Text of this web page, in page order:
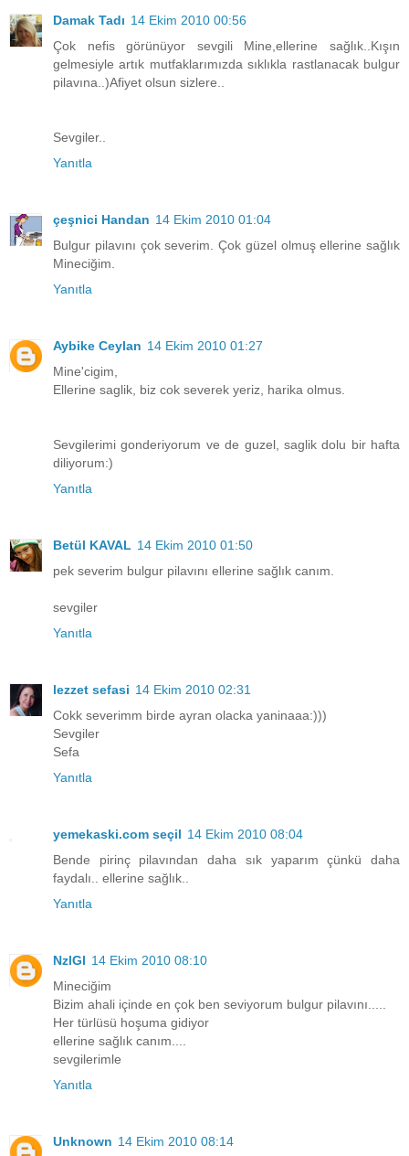
Damak Tadı 14 Ekim 2010 00:56
Çok nefis görünüyor sevgili Mine,ellerine sağlık..Kışın
gelmesiyle artık mutfaklarımızda sıklıkla rastlanacak bulgur
pilavına..)Afiyet olsun sizlere..
Sevgiler..
Yanıtla
çeşnici Handan 14 Ekim 2010 01:04
Bulgur pilavını çok severim. Çok güzel olmuş ellerine sağlık
Mineciğim.
Yanıtla
Aybike Ceylan 14 Ekim 2010 01:27
Mine'cigim,
Ellerine saglik, biz cok severek yeriz, harika olmus.
Sevgilerimi gonderiyorum ve de guzel, saglik dolu bir hafta
diliyorum:)
Yanıtla
Betül KAVAL 14 Ekim 2010 01:50
pek severim bulgur pilavını ellerine sağlık canım.
sevgiler
Yanıtla
lezzet sefasi 14 Ekim 2010 02:31
Cokk severimm birde ayran olacka yaninaaa:)))
Sevgiler
Sefa
Yanıtla
yemekaski.com seçil 14 Ekim 2010 08:04
Bende pirinç pilavından daha sık yaparım çünkü daha
faydalı.. ellerine sağlık..
Yanıtla
NzlGl 14 Ekim 2010 08:10
Mineciğim
Bizim ahali içinde en çok ben seviyorum bulgur pilavını.....
Her türlüsü hoşuma gidiyor
ellerine sağlık canım....
sevgilerimle
Yanıtla
Unknown 14 Ekim 2010 08:14